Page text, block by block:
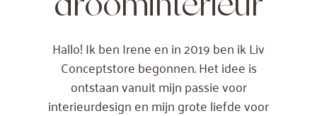
Hallo! Ik ben Irene en in 2019 ben ik Liv
Conceptstore begonnen. Het idee is
ontstaan vanuit mijn passie voor
interieurdesign en mijn grote liefde voor